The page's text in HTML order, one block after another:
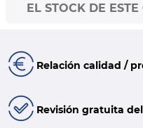
EL STOCK DE
Relación calidad /
Revisión gratuita